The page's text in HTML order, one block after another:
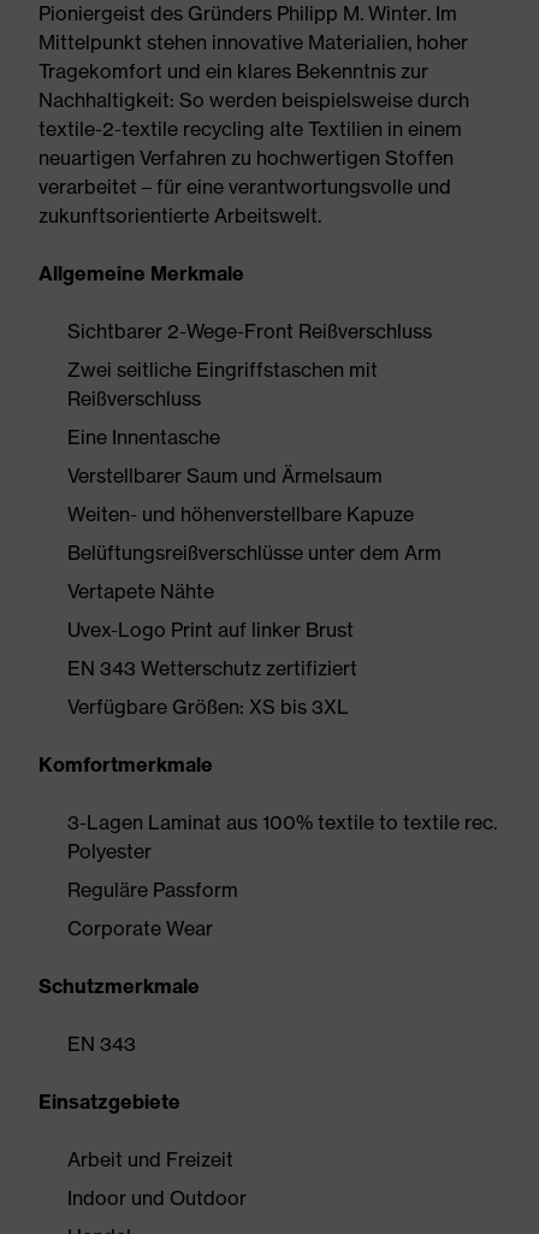
Pioniergeist des Gründers Philipp M. Winter. Im
Mittelpunkt stehen innovative Materialien, hoher
Tragekomfort und ein klares Bekenntnis zur
Nachhaltigkeit: So werden beispielsweise durch
textile-2-textile recycling alte Textilien in einem
neuartigen Verfahren zu hochwertigen Stoffen
verarbeitet – für eine verantwortungsvolle und
zukunftsorientierte Arbeitswelt.
Allgemeine Merkmale
Sichtbarer 2-Wege-Front Reißverschluss
Zwei seitliche Eingriffstaschen mit
Reißverschluss
Eine Innentasche
Verstellbarer Saum und Ärmelsaum
Weiten- und höhenverstellbare Kapuze
Belüftungsreißverschlüsse unter dem Arm
Vertapete Nähte
Uvex-Logo Print auf linker Brust
EN 343 Wetterschutz zertifiziert
Verfügbare Größen: XS bis 3XL
Komfortmerkmale
3-Lagen Laminat aus 100% textile to textile rec.
Polyester
Reguläre Passform
Corporate Wear
Schutzmerkmale
EN 343
Einsatzgebiete
Arbeit und Freizeit
Indoor und Outdoor